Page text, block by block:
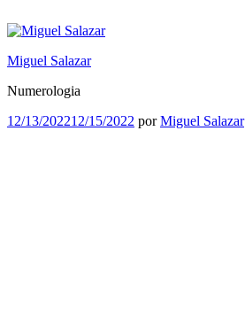
al
Miguel Salazar
Numerologia
Publicado
12/13/202212/15/2022 porMiguel Salazar